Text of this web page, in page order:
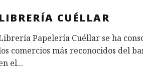
LIBRERÍA CUÉLLAR
Papelería Cuéllar se ha
comercios más reconocidos del
el...